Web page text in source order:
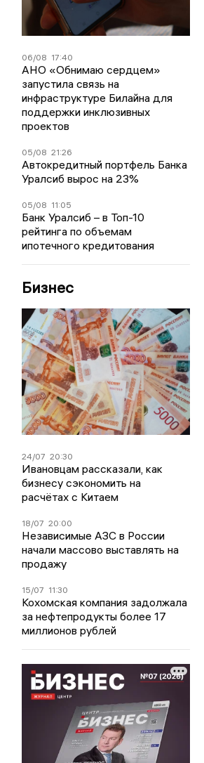
06/08 17:40
АНО «Обнимаю сердцем»
запустила связь на
инфраструктуре Билайна для
поддержки инклюзивных
проектов
05/08 21:26
Автокредитный портфель Банка
Уралсиб вырос на 23%
05/08 11:05
Банк Уралсиб – в Топ-10
рейтинга по объемам
ипотечного кредитования
Бизнес
24/07 20:30
Ивановцам рассказали, как
бизнесу сэкономить на
расчётах с Китаем
18/07 20:00
Независимые АЗС в России
начали массово выставлять на
продажу
15/07 11:30
Кохомская компания задолжала
за нефтепродукты более 17
миллионов рублей